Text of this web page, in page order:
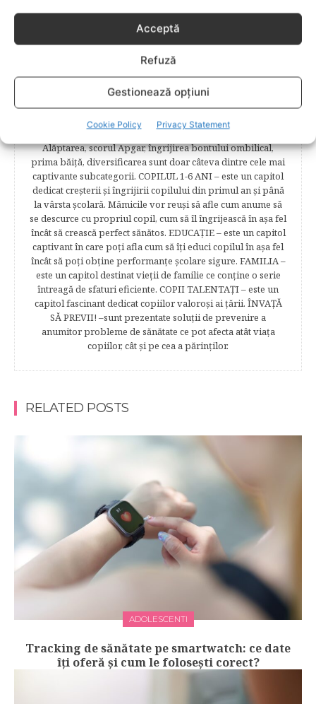
Acceptă
Refuză
Gestionează opțiuni
Cookie Policy Privacy Statement
de părinte. SARCINA ŞI NAŞTEREA – este un capitol
destinat celor 9 luni de viaţă intrauterină. Vor fi prezentate
informaţii referitoare la simptomatologia primelor zile de
sarcină, evoluţia fătului pe parcursul celor nouă luni,
analize necesare, alimentaţie, sănătate, pregătire pentru
naştere. Tot aici puteti găsi informaţii preţioase dedicate
naşterii şi recuperării postpartum. BEBELUŞUL ÎN PRIMUL
ANIŞOR – este un capitol destinat îngrijirii sugarului.
Alăptarea, scorul Apgar, îngrijirea bontului ombilical,
prima băiţă, diversificarea sunt doar câteva dintre cele mai
captivante subcategorii. COPILUL 1-6 ANI – este un capitol
dedicat creşterii şi îngrijirii copilului din primul an şi până
la vârsta şcolară. Mămicile vor reuşi să afle cum anume să
se descurce cu propriul copil, cum să îl îngrijească în aşa fel
încât să crească perfect sănătos. EDUCAŢIE – este un capitol
captivant în care poţi afla cum să îţi educi copilul în aşa fel
încât să poţi obţine performanţe şcolare sigure. FAMILIA –
este un capitol destinat vieţii de familie ce conţine o serie
întreagă de sfaturi eficiente. COPII TALENTAŢI – este un
capitol fascinant dedicat copiilor valoroși ai țării. ÎNVAŢĂ
SĂ PREVII! –sunt prezentate soluţii de prevenire a
anumitor probleme de sănătate ce pot afecta atât viaţa
copiilor, cât şi pe cea a părinţilor.
RELATED POSTS
ADOLESCENTI
Tracking de sănătate pe smartwatch: ce date
îți oferă și cum le folosești corect?